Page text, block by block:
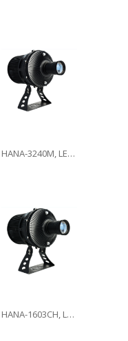
HANA-3240M, LED240W
HANA-1603CH, LED160W